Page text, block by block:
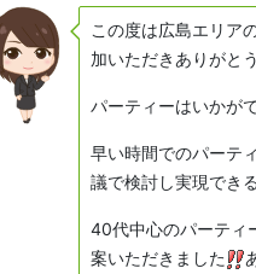
この度は広島エリア
加いただきありがと
パーティーはいかが
早い時間でのパーテ
議で検討し実現でき
40代中心のパーティ
案いただきました